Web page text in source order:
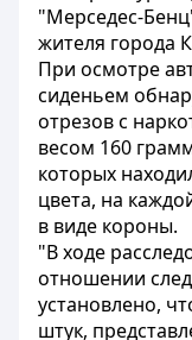
"Мерседес-
жителя города
При осмотре
сиденьем
отрезов с
весом 160
которых
цвета, на
в виде короны.
"В ходе
отношении
установлено,
штук,